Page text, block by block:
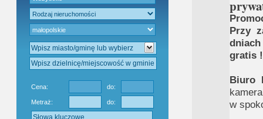
Cena: do:
Metraż: do:
Przy
gratis
Biuro
w